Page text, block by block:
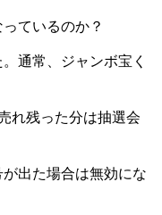
いるのか？
通常、ジャンボ宝く
れ残った分は抽選会
出た場合は無効にな